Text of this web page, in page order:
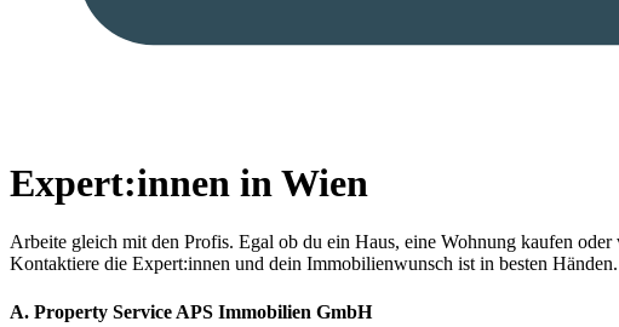
Expert:innen in Wien
Arbeite gleich mit den Profis. Egal ob du ein Haus, eine Wohnung kaufen
Kontaktiere die Expert:innen und dein Immobilienwunsch ist in besten Händen.
A. Property Service APS Immobilien GmbH